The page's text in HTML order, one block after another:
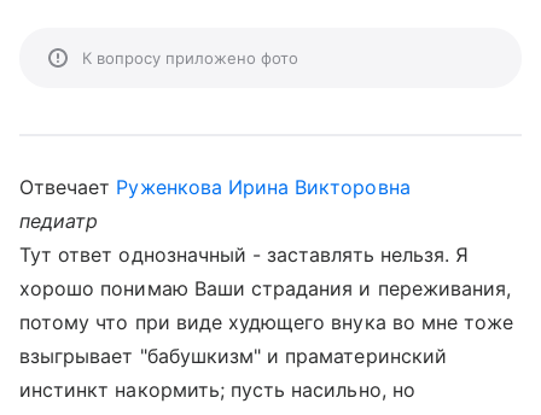
К вопросу приложено фото
Отвечает Руженкова Ирина Викторовна
педиатр
Тут ответ однозначный - заставлять нельзя. Я
хорошо понимаю Ваши страдания и переживания,
потому что при виде худющего внука во мне тоже
взыгрывает "бабушкизм" и праматеринский
инстинкт накормить; пусть насильно, но